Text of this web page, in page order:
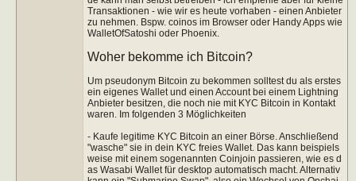
Transaktionen - wie wir es heute vorhaben - einen Anbieter
zu nehmen. Bspw. coinos im Browser oder Handy Apps wie
WalletOfSatoshi oder Phoenix.
Woher bekomme ich Bitcoin?
Um pseudonym Bitcoin zu bekommen solltest du als erstes
ein eigenes Wallet und einen Account bei einem Lightning
Anbieter besitzen, die noch nie mit KYC Bitcoin in Kontakt
waren. Im folgenden 3 Möglichkeiten
- Kaufe legitime KYC Bitcoin an einer Börse. Anschließend
"wasche" sie in dein KYC freies Wallet. Das kann beispiels
weise mit einem sogenannten Coinjoin passieren, wie es d
as Wasabi Wallet für desktop automatisch macht. Alternativ